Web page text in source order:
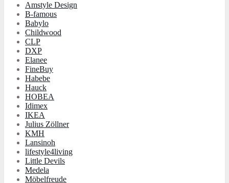
Amstyle Design
B-famous
Babylo
Childwood
CLP
DXP
Elanee
FineBuy
Habebe
Hauck
HOBEA
Idimex
IKEA
Julius Zöllner
KMH
Lansinoh
lifestyle4living
Little Devils
Medela
Möbelfreude